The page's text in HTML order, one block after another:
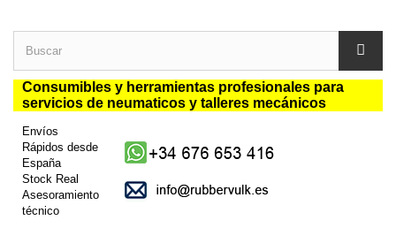
Consumibles y herramientas profesionales para
servicios de neumaticos y talleres mecánicos
Envíos
Rápidos desde
España
Stock Real
Asesoramiento
técnico